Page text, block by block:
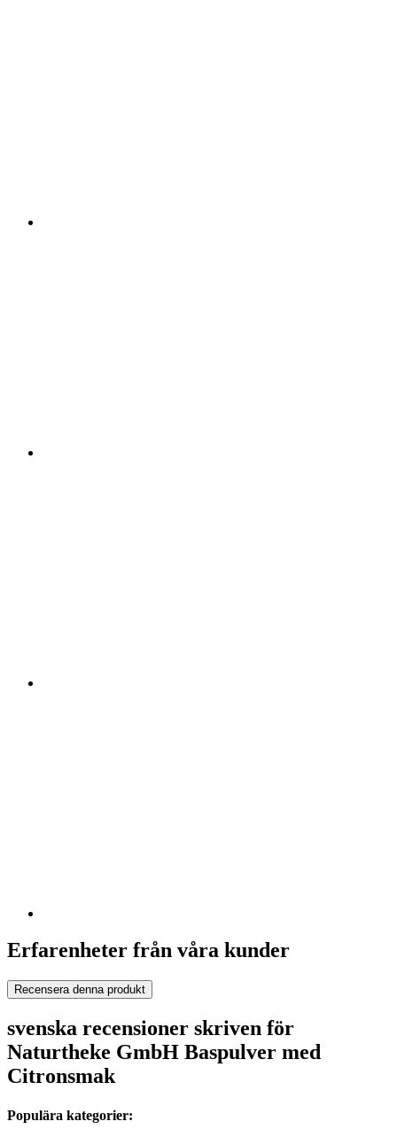
Erfarenheter från våra kunder
Recensera denna produkt
svenska recensioner skriven för
Naturtheke GmbH Baspulver med
Citronsmak
Populära kategorier: